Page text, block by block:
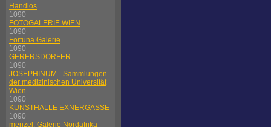
Handlos
1090
FOTOGALERIE WIEN
1090
Fortuna Galerie
1090
GERERSDORFER
1090
JOSEPHINUM - Sammlungen
der medizinischen Universität
Wien
1090
KUNSTHALLE EXNERGASSE
1090
menzel. Galerie Nordafrika